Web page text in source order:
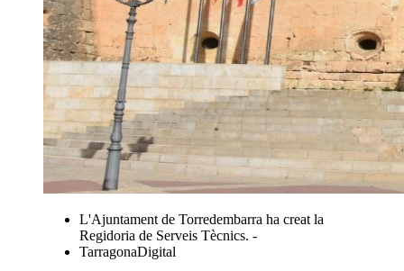
L'Ajuntament de Torredembarra ha creat la
Regidoria de Serveis Tècnics. -
TarragonaDigital